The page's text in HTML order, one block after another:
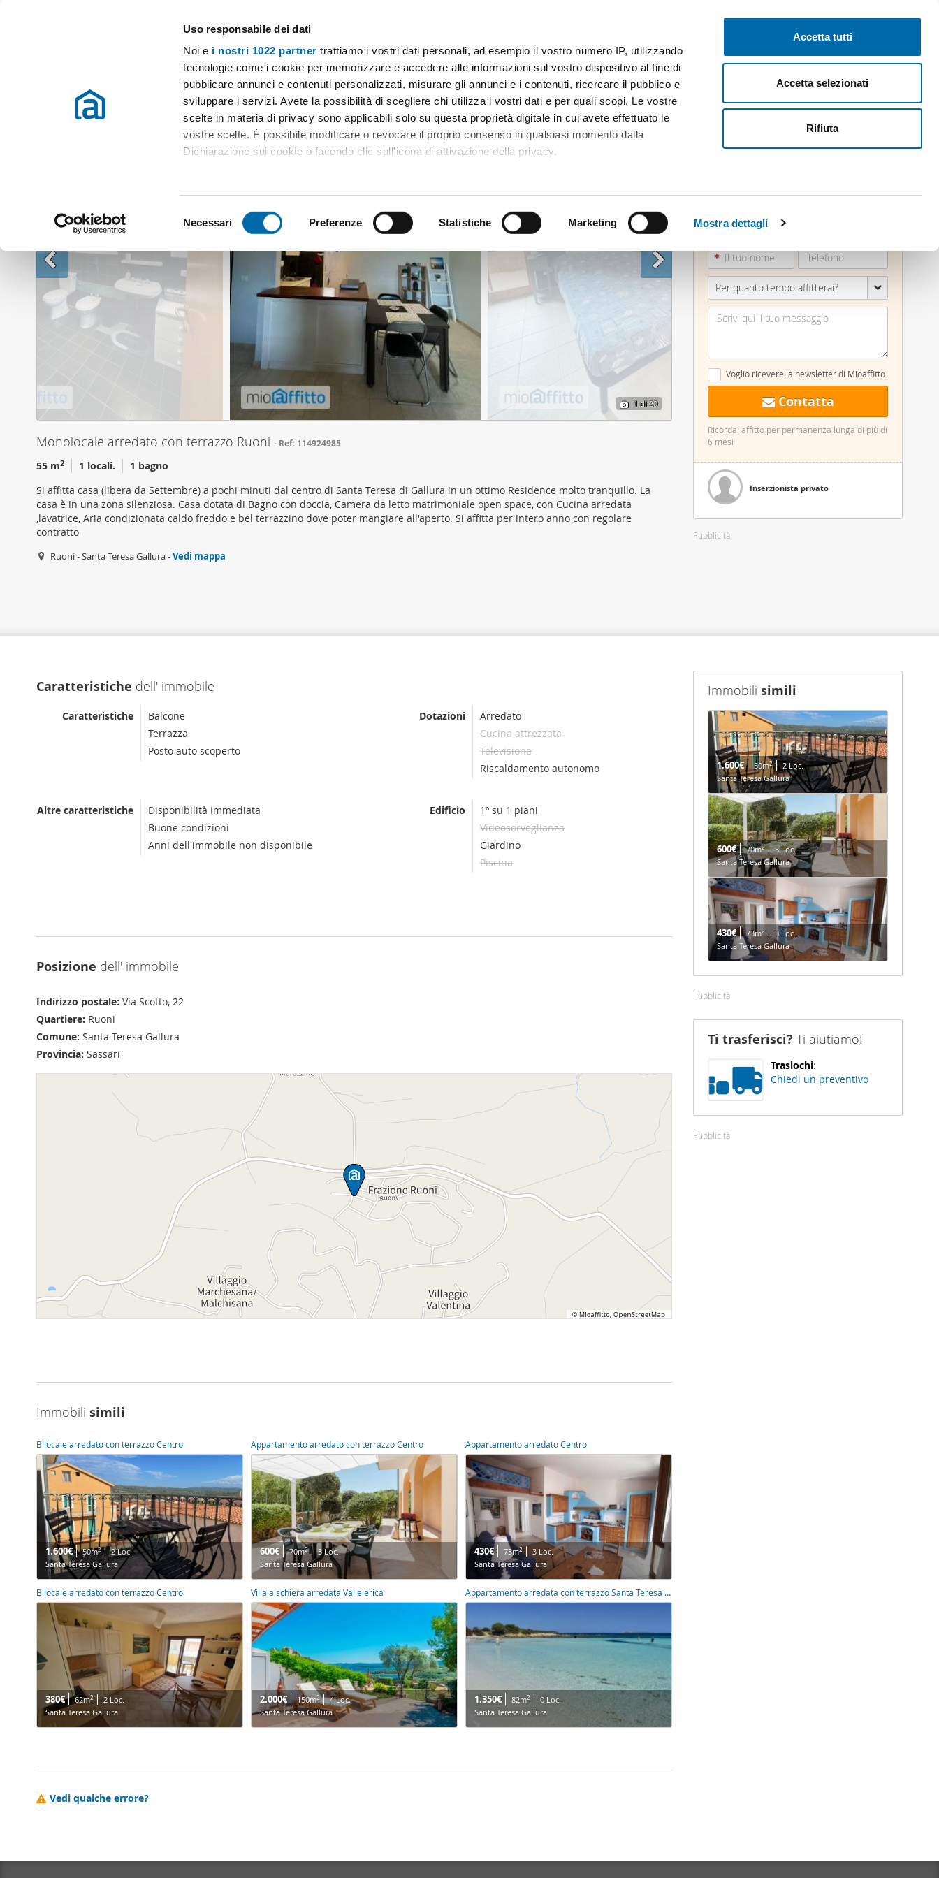
Uso responsabile dei dati
Noi e i nostri 1022 partner trattiamo i vostri dati personali, ad esempio il vostro numero IP, utilizzando
tecnologie come i cookie per memorizzare e accedere alle informazioni sul vostro dispositivo al fine di
pubblicare annunci e contenuti personalizzati, misurare gli annunci e i contenuti, ricercare il pubblico e
sviluppare i servizi. Avete la possibilità di scegliere chi utilizza i vostri dati e per quali scopi. Le vostre
scelte in materia di privacy sono applicabili solo su questa proprietà digitale in cui avete effettuato le
vostre scelte. È possibile modificare o revocare il proprio consenso in qualsiasi momento dalla
Dichiarazione sui cookie o facendo clic sull'icona di attivazione della privacy.
Identificare il tuo dispositivo, scansionandolo attivamente alla ricerca di caratteristiche specifiche
(impronte digitali).
Approfondisci come vengono elaborati i tuoi dati personali e imposta le tue preferenze nella
sezione
dettagli
. Puoi modificare o ritirare il tuo consenso in qualsiasi momento dalla Dichiarazione sui cookie.
Utilizziamo i cookie per personalizzare contenuti ed annunci, per fornire funzionalità dei social media e
per analizzare il nostro traffico. Condividiamo inoltre informazioni sul modo in cui utilizza il nostro sito
con i nostri partner che si occupano di analisi dei dati web, pubblicità e social media, i quali potrebbero
combinarle con altre informazioni che ha fornito loro o che hanno raccolto dal suo utilizzo dei loro
e
e
i
o
n
n
s
Necessari Preferenze Statistiche Marketing Mostra dettagli
Accetta tutti
Accetta selezionati
Rifiuta
Case e appartamenti in affitto in tutta Italia
Pubblica gratis Inizia sessione
Monolocale affitto Santa Teresa Gallura Monolocale arredato con terrazzo Ruoni
1 di 20
Per quanto tempo affitterai?
Voglio ricevere la newsletter di Mioaffitto
Contatta
Ricorda: affitto per permanenza lunga di più di
6 mesi
Inserzionista privato
Pubblicità
Monolocale arredato con terrazzo Ruoni Ref: 114924985
55 m2 1 locali.
1 bagno
Si affitta casa (libera da Settembre) a pochi minuti dal centro di Santa Teresa di Gallura in un ottimo Residence molto tranquillo. La
casa è in una zona silenziosa. Casa dotata di Bagno con doccia, Camera da letto matrimoniale open space, con Cucina arredata
,lavatrice, Aria condizionata caldo freddo e bel terrazzino dove poter mangiare all'aperto. Si affitta per intero anno con regolare
contratto
Ruoni - Santa Teresa Gallura -Vedi mappa
Caratteristiche dell' immobile
Caratteristiche
Balcone
Terrazza
Posto auto scoperto
Dotazioni
Arredato
Cucina attrezzata
Televisione
Riscaldamento autonomo
Altre caratteristiche
Disponibilità Immediata
Buone condizioni
Anni dell'immobile non disponibile
Edificio
1º su 1 piani
Videosorveglianza
Giardino
Piscina
Posizione dell' immobile
Indirizzo postale: Via Scotto, 22
Quartiere: Ruoni
Comune: Santa Teresa Gallura
Provincia: Sassari
Immobili simili
Bilocale arredato con terrazzo Centro
1.600€ 50m2
2 Loc.
Santa Teresa Gallura
Appartamento arredato con terrazzo Centro
600€ 70m2
3 Loc.
Santa Teresa Gallura
Appartamento arredato Centro
430€ 73m2
3 Loc.
Santa Teresa Gallura
Bilocale arredato con terrazzo Centro
380€ 62m2
2 Loc.
Santa Teresa Gallura
Villa a schiera arredata Valle erica
2.000€ 150m2
4 Loc.
Santa Teresa Gallura
Appartamento arredata con terrazzo Santa Teresa Gallura
1.350€ 82m2
0 Loc.
Santa Teresa Gallura
Vedi qualche errore?
Immobili simili
1.600€ 50m2
2 Loc.
Santa Teresa Gallura
600€ 70m2
3 Loc.
Santa Teresa Gallura
430€ 73m2
3 Loc.
Santa Teresa Gallura
Pubblicità
Ti trasferisci? Ti aiutiamo!
Traslochi:
Chiedi un preventivo
Pubblicità